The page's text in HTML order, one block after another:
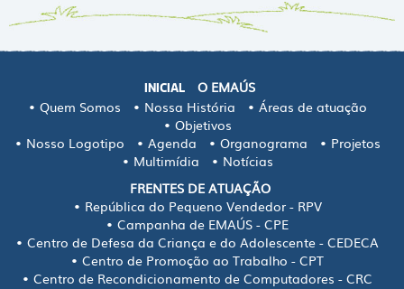
INICIAL
O EMAÚS
Quem Somos
Nossa História
Áreas de atuação
Objetivos
Nosso Logotipo
Agenda Organograma
Projetos
Multimídia
Notícias
FRENTES DE ATUAÇÃO
República do Pequeno Vendedor - RPV
Campanha de EMAÚS - CPE
Centro de Defesa da Criança e do Adolescente - CEDECA
Centro de Promoção ao Trabalho - CPT
Centro de Recondicionamento de Computadores - CRC